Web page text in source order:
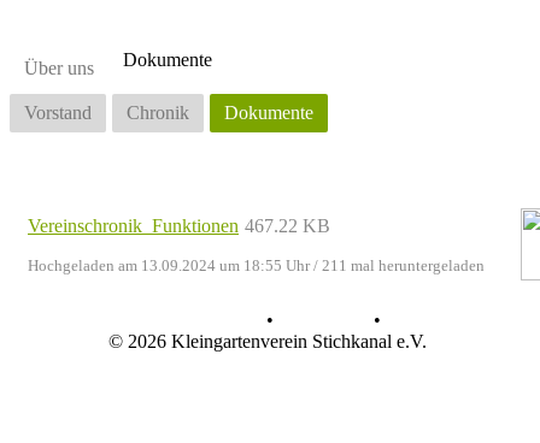
Über uns
Vorstand Chronik Dokumente
Dokumente
Vereinschronik_Funktionen 467.22 KB
Hochgeladen am 13.09.2024 um 18:55 Uhr/ 211 mal heruntergeladen
•
•
© 2026 Kleingartenverein Stichkanal e.V.